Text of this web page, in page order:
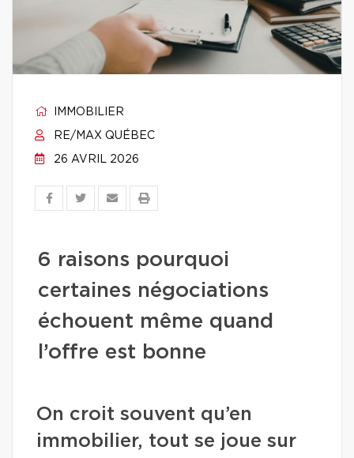
IMMOBILIER
RE/MAX QUÉBEC
26 AVRIL 2026
6 raisons pourquoi
certaines négociations
échouent même quand
l’offre est bonne
On croit souvent qu’en
immobilier, tout se joue sur